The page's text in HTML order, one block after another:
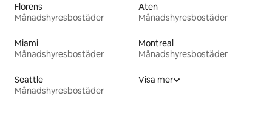
Florens
Månadshyresbostäder
Aten
Månadshyresbostäder
Miami
Månadshyresbostäder
Montreal
Månadshyresbostäder
Seattle
Månadshyresbostäder
Visa mer